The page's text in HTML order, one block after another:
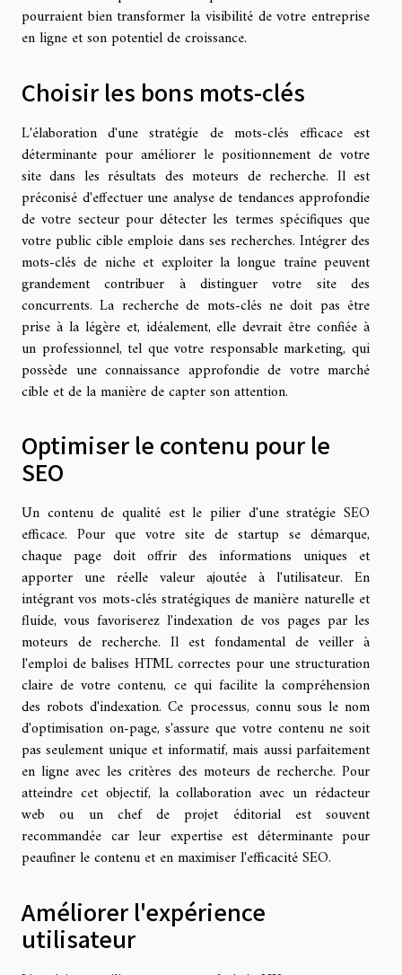
pourraient bien transformer la visibilité de votre entreprise
en ligne et son potentiel de croissance.
Choisir les bons mots-clés
L'élaboration d'une stratégie de mots-clés efficace est
déterminante pour améliorer le positionnement de votre
site dans les résultats des moteurs de recherche. Il est
préconisé d'effectuer une analyse de tendances approfondie
de votre secteur pour détecter les termes spécifiques que
votre public cible emploie dans ses recherches. Intégrer des
mots-clés de niche et exploiter la longue traîne peuvent
grandement contribuer à distinguer votre site des
concurrents. La recherche de mots-clés ne doit pas être
prise à la légère et, idéalement, elle devrait être confiée à
un professionnel, tel que votre responsable marketing, qui
possède une connaissance approfondie de votre marché
cible et de la manière de capter son attention.
Optimiser le contenu pour le
SEO
Un contenu de qualité est le pilier d'une stratégie SEO
efficace. Pour que votre site de startup se démarque,
chaque page doit offrir des informations uniques et
apporter une réelle valeur ajoutée à l'utilisateur. En
intégrant vos mots-clés stratégiques de manière naturelle et
fluide, vous favoriserez l'indexation de vos pages par les
moteurs de recherche. Il est fondamental de veiller à
l'emploi de balises HTML correctes pour une structuration
claire de votre contenu, ce qui facilite la compréhension
des robots d'indexation. Ce processus, connu sous le nom
d'optimisation on-page, s'assure que votre contenu ne soit
pas seulement unique et informatif, mais aussi parfaitement
en ligne avec les critères des moteurs de recherche. Pour
atteindre cet objectif, la collaboration avec un rédacteur
web ou un chef de projet éditorial est souvent
recommandée car leur expertise est déterminante pour
peaufiner le contenu et en maximiser l'efficacité SEO.
Améliorer l'expérience
utilisateur